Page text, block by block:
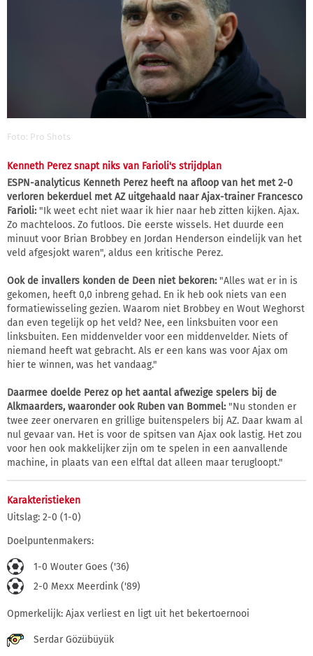
Foto: Pro Shots
Kenneth Perez snapt niks van Farioli's strijdplan
ESPN-analyticus Kenneth Perez heeft na afloop van het met 2-0
verloren bekerduel met AZ uitgehaald naar Ajax-trainer Francesco
Farioli:"Ik weet echt niet waar ik hier naar heb zitten kijken. Ajax.
Zo machteloos. Zo futloos. Die eerste wissels. Het duurde een
minuut voor Brian Brobbey en Jordan Henderson eindelijk van het
veld afgesjokt waren", aldus een kritische Perez.
Ook de invallers konden de Deen niet bekoren:"Alles wat er in is
gekomen, heeft 0,0 inbreng gehad. En ik heb ook niets van een
formatiewisseling gezien. Waarom niet Brobbey en Wout Weghorst
dan even tegelijk op het veld? Nee, een linksbuiten voor een
linksbuiten. Een middenvelder voor een middenvelder. Niets of
niemand heeft wat gebracht. Als er een kans was voor Ajax om
hier te winnen, was het vandaag."
Daarmee doelde Perez op het aantal afwezige spelers bij de
Alkmaarders, waaronder ook Ruben van Bommel:"Nu stonden er
twee zeer onervaren en grillige buitenspelers bij AZ. Daar kwam al
nul gevaar van. Het is voor de spitsen van Ajax ook lastig. Het zou
voor hen ook makkelijker zijn om te spelen in een aanvallende
machine, in plaats van een elftal dat alleen maar terugloopt."
Karakteristieken
Uitslag: 2-0 (1-0)
Doelpuntenmakers:
1-0 Wouter Goes ('36)
2-0 Mexx Meerdink ('89)
Opmerkelijk: Ajax verliest en ligt uit het bekertoernooi
Serdar Gözübüyük